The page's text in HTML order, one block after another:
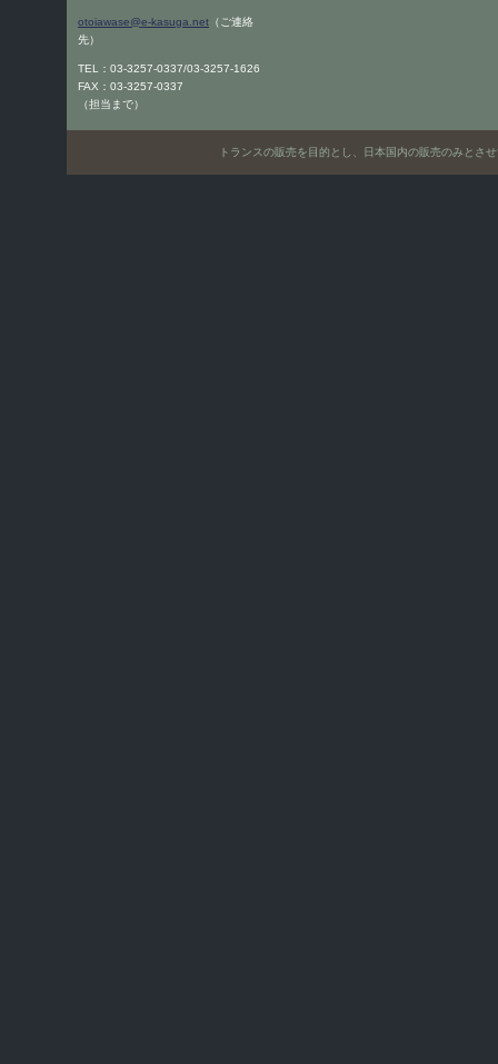
otoiawase@e-kasuga.net （ご連絡
先）
TEL：03-3257-0337/03-3257-1626
FAX：03-3257-0337
（担当まで）
トランスの販売を目的とし、日本国内の販売のみと